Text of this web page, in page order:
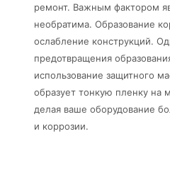
ремонт. Важным фактором
необратима. Образование
ослабление конструкций.
предотвращения
использование защитного
образует тонкую пленку на
делая ваше оборудование
и коррозии.